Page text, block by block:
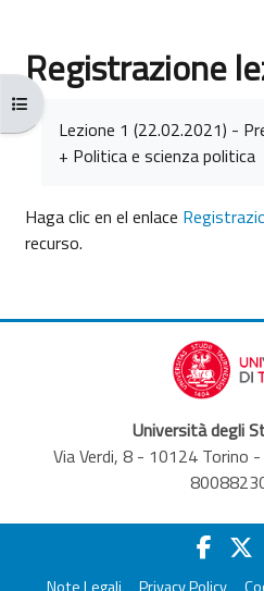
Abrir índice del curso
Registrazione
Lezione 1 (22.02.2021) -
+ Politica e scienza politica
Haga clic en el enlace
recurso.
Università degli
Via Verdi, 8 - 10124 Torino
Note Legali Privacy Policy